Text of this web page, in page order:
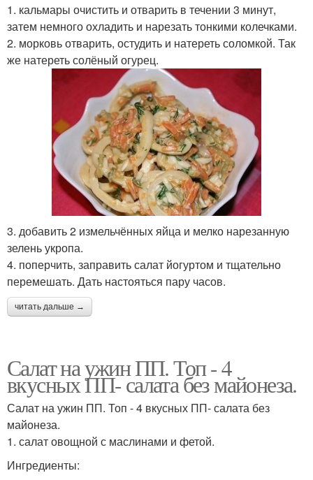
1. кальмары очистить и отварить в течении 3 минут,
затем немного охладить и нарезать тонкими колечками.
2. морковь отварить, остудить и натереть соломкой. Так
же натереть солёный огурец.
3. добавить 2 измельчённых яйца и мелко нарезанную
зелень укропа.
4. поперчить, заправить салат йогуртом и тщательно
перемешать. Дать настояться пару часов.
читать дальше →
Салат на ужин ПП. Топ - 4
вкусных ПП- салата без майонеза.
Салат на ужин ПП. Топ - 4 вкусных ПП- салата без
майонеза.
1. салат овощной с маслинами и фетой.
Ингредиенты: